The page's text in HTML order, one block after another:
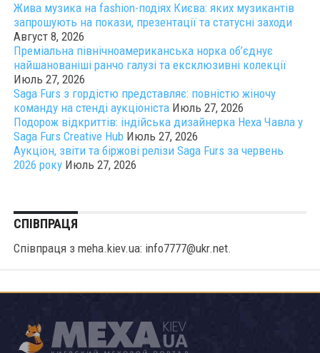
Жива музика на fashion-подіях Києва: яких музикантів
запрошують на покази, презентації та статусні заходи
Август 8, 2026
Преміальна північноамериканська норка об’єднує
найшанованіші ранчо галузі та ексклюзивні колекції
Июль 27, 2026
Saga Furs з гордістю представляє: повністю жіночу
команду на стенді аукціоніста Июль 27, 2026
Подорож відкриттів: індійська дизайнерка Неха Чавла у
Saga Furs Creative Hub Июль 27, 2026
Аукціон, звіти та біржові релізи Saga Furs за червень
2026 року Июль 27, 2026
СПІВПРАЦЯ
Співпраця з meha.kiev.ua: info7777@ukr.net.